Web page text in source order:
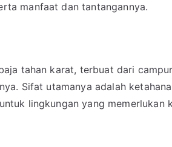
manfaat dan tantangannya.
tahan karat, terbuat dari
Sifat utamanya adalah
lingkungan yang memerlukan